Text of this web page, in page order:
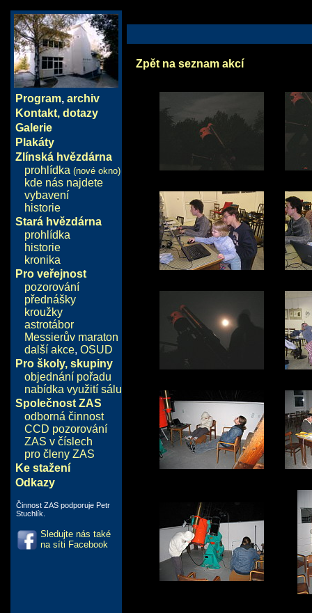
Program, archiv
Kontakt, dotazy
Galerie
Plakáty
Zlínská hvězdárna
prohlídka (nové okno)
kde nás najdete
vybavení
historie
Stará hvězdárna
prohlídka
historie
kronika
Pro veřejnost
pozorování
přednášky
kroužky
astrotábor
Messierův maraton
další akce, OSUD
Pro školy, skupiny
objednání pořadu
nabídka využití sálu
Společnost ZAS
odborná činnost
CCD pozorování
ZAS v číslech
pro členy ZAS
Ke stažení
Odkazy
Činnost ZAS podporuje Petr
Stuchlík.
Sledujte nás také
na síti Facebook
Zpět na seznam akcí